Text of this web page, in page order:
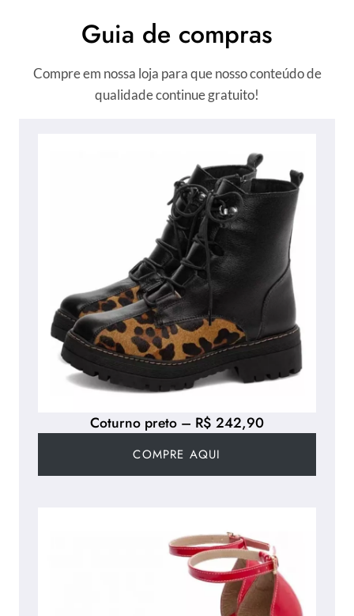
Guia de compras
Compre em nossa loja para que nosso conteúdo de
qualidade continue gratuito!
Coturno preto – R$ 242,90
COMPRE AQUI